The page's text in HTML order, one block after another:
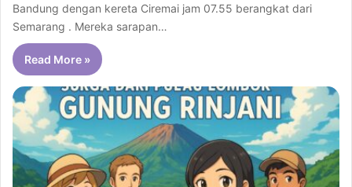
Bandung dengan kereta Ciremai jam 07.55 berangkat dari
Semarang . Mereka sarapan…
Read More »